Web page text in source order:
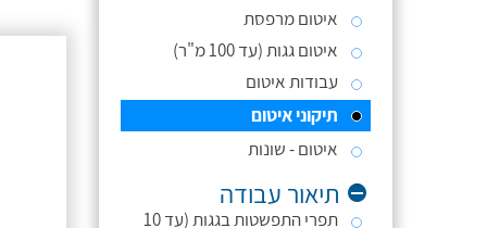
איטום מרפסת
איטום גגות (עד 100 מ"ר)
עבודות איטום
תיקוני איטום
איטום - שונות
תיאור עבודה
תפרי התפשטות בגגות (עד 10